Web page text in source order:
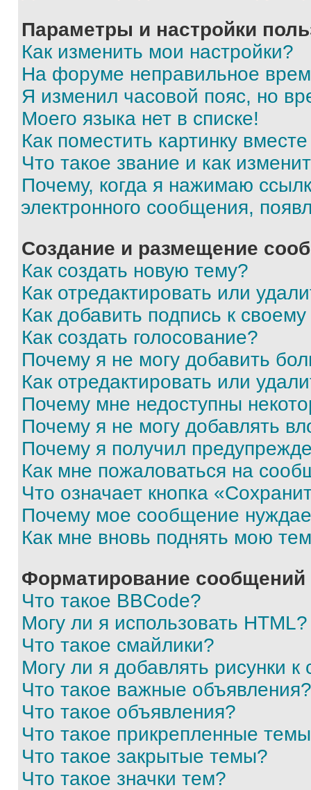
Параметры и настройки
Как изменить мои настройки?
На форуме неправильное
Я изменил часовой пояс, но
Моего языка нет в списке!
Как поместить картинку
Что такое звание и как
Почему, когда я нажимаю
электронного сообщения,
Создание и размещение
Как создать новую тему?
Как отредактировать или
Как добавить подпись к
Как создать голосование?
Почему я не могу добавить
Как отредактировать или
Почему мне недоступны
Почему я не могу добавлять
Почему я получил
Как мне пожаловаться на
Что означает кнопка
Почему мое сообщение
Как мне вновь поднять мою
Форматирование
Что такое BBCode?
Могу ли я использовать HTML?
Что такое смайлики?
Могу ли я добавлять рисунки
Что такое важные объявления?
Что такое объявления?
Что такое прикрепленные
Что такое закрытые темы?
Что такое значки тем?